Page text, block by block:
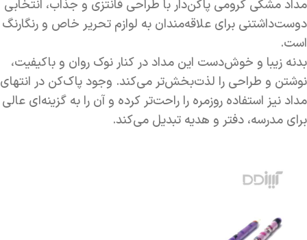
مداد مشکی کرومی پاکن‌دار با طراحی فانتزی و جذاب، انتخابی
دوست‌داشتنی برای علاقه‌مندان به لوازم تحریر خاص و رنگارنگ
است.
بدنه زیبا و خوش‌دست این مداد در کنار نوک روان و باکیفیت،
نوشتن و طراحی را لذت‌بخش‌تر می‌کند. وجود پاک‌کن در انتهای
مداد نیز استفاده روزمره را راحت‌تر کرده و آن را به گزینه‌ای عالی
برای مدرسه، دفتر و هدیه تبدیل می‌کند.